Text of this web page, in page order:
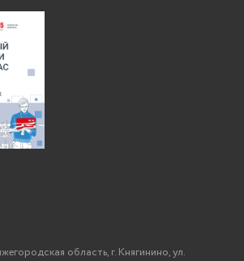
область, г. Княгинино, ул.